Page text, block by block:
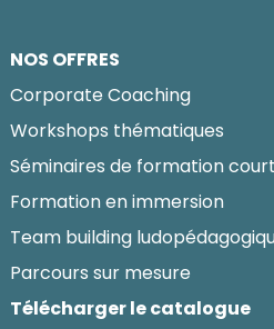
NOS OFFRES
Corporate Coaching
Workshops thématiques
Séminaires de formation
Formation en immersion
Team building
Parcours sur mesure
Télécharger le catalogue